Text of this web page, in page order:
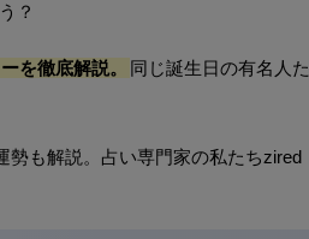
？
を徹底解説。
同じ誕生日の有名人た
勢も解説。占い専門家の私たちzired